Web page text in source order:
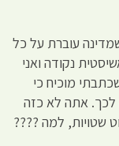
עוברת על כל
נקודה ואני
מוכיח כי
לכך. אתה לא כזה
שטויות, למה ????